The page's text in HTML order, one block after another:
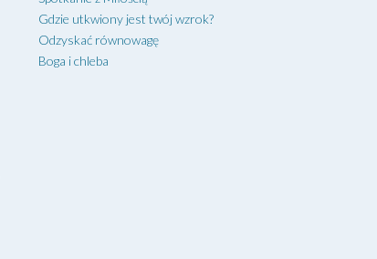
Gdzie utkwiony jest twój wzrok?
Odzyskać równowagę
Boga i chleba